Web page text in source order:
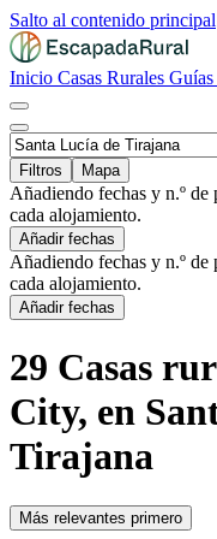
Salto al contenido principal
Inicio Casas Rurales Guías
Filtros
Mapa
Añadiendo fechas y n.º de
cada alojamiento.
Añadir fechas
Añadiendo fechas y n.º de
cada alojamiento.
Añadir fechas
29 Casas
City, en
Tirajana
Más relevantes primero